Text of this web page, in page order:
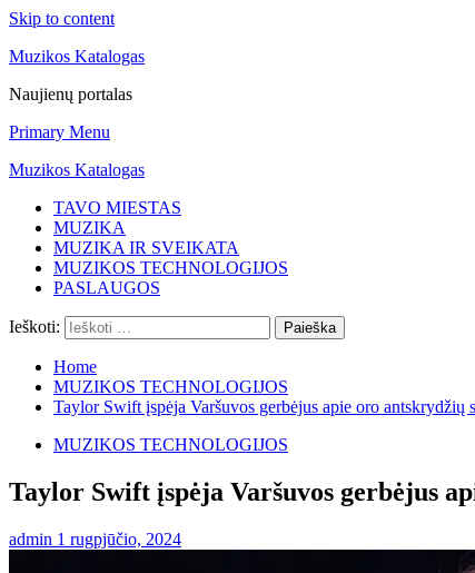
Skip to content
Muzikos Katalogas
Naujienų portalas
Primary Menu
Muzikos Katalogas
TAVO MIESTAS
MUZIKA
MUZIKA IR SVEIKATA
MUZIKOS TECHNOLOGIJOS
PASLAUGOS
Ieškoti:
Home
MUZIKOS TECHNOLOGIJOS
Taylor Swift įspėja Varšuvos gerbėjus apie oro antskrydžių
MUZIKOS TECHNOLOGIJOS
Taylor Swift įspėja Varšuvos gerbėjus
admin 1 rugpjūčio, 2024